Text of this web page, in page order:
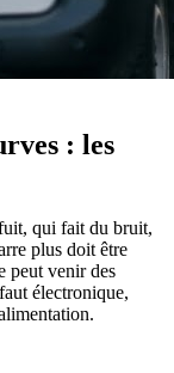
: les
qui fait du bruit,
plus doit être
peut venir des
électronique,